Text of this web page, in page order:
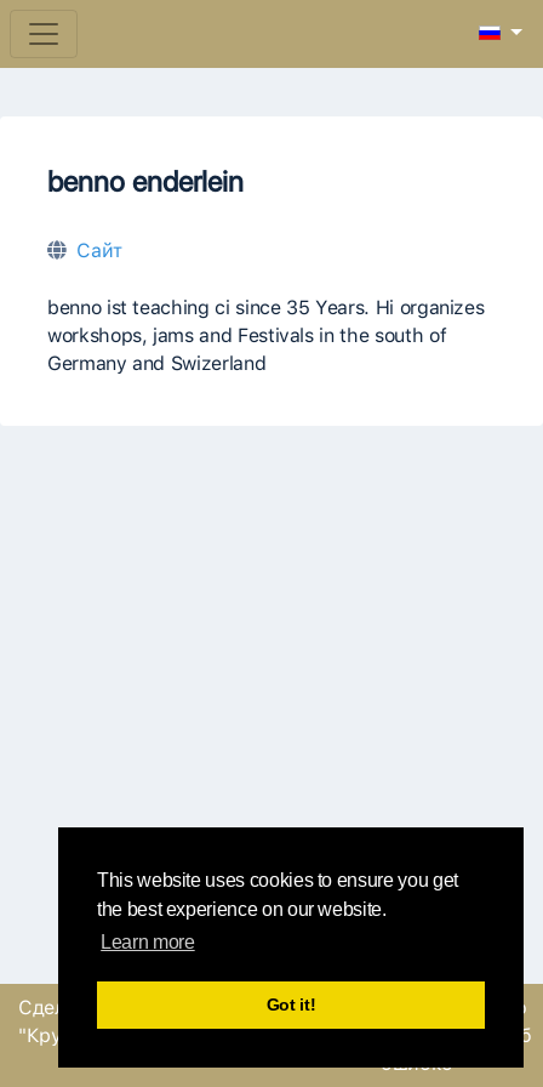
This website uses cookies to ensure you get
the best experience on our website.
Learn more
Got it!
benno enderlein
Сайт
benno ist teaching ci since 35 Years. Hi organizes
workshops, jams and Festivals in the south of
Germany and Swizerland
Сделано
"Круглый Робин"
Отправить обратную
связь или сообщение об
ошибке